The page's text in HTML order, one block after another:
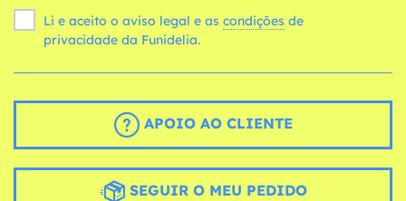
Li e aceito o aviso legal e as condições
privacidade da Funidelia.
APOIO AO CLIENTE
SEGUIR O MEU PEDIDO